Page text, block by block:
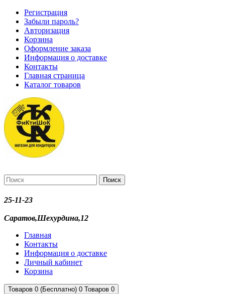
Регистрация
Забыли пароль?
Авторизация
Корзина
Оформление заказа
Информация о доставке
Контакты
Главная страница
Каталог товаров
Поиск
25-11-23
Саратов,Шехурдина,12
Главная
Контакты
Информация о доставке
Личный кабинет
Корзина
Товаров 0 (Бесплатно) 0 Товаров 0